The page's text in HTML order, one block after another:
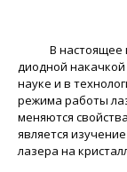
В настоящее
диодной
науке и в
режима работы
меняются
является
лазера на